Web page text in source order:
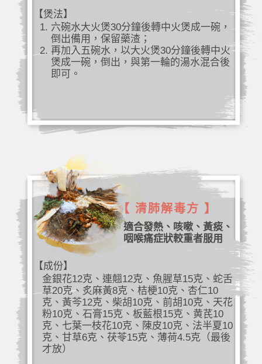
【煲法】
六碗水大火煲30分鐘後轉中火煲成一碗，
倒出備用，保留藥渣；
再加入五碗水，以大火煲30分鐘後轉中火
煲成一碗，倒出，與第一輪的湯水混合後
即可。
【 清肺解毒方 】
適合發熱、咳嗽、黃痰、
咽喉痛症狀較重者服用
【成份】
金銀花12克、連翹12克、魚腥草15克、蛇舌
草20克、炙麻黃8克、桔梗10克、杏仁10
克、黃芩12克、柴胡10克、前胡10克、天花
粉10克、石膏15克、板藍根15克、黄芪10
克、七葉一枝花10克、陳皮10克、法半夏10
克、甘草6克、茯苓15克、薄荷4.5克（最後
才放）